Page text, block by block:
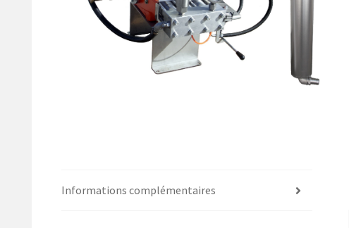
Informations complémentaires